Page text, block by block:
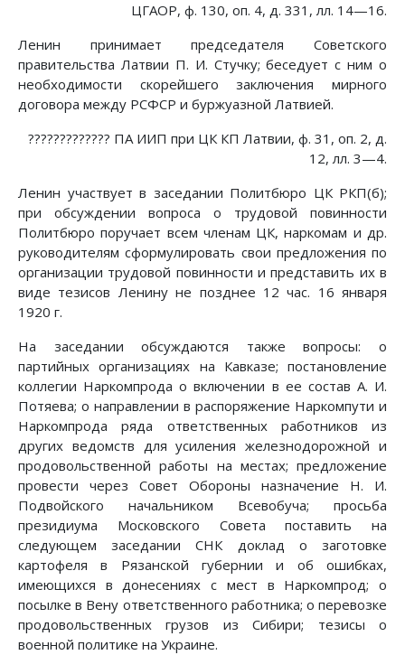
ЦГАОР, ф. 130, оп. 4, д. 331, лл. 14—16.
Ленин принимает председателя Советского
правительства Латвии П. И. Стучку; беседует с ним о
необходимости скорейшего заключения мирного
договора между РСФСР и буржуазной Латвией.
????????????? ПА ИИП при ЦК КП Латвии, ф. 31, оп. 2, д.
12, лл. 3—4.
Ленин участвует в заседании Политбюро ЦК РКП(б);
при обсуждении вопроса о трудовой повинности
Политбюро поручает всем членам ЦК, наркомам и др.
руководителям сформулировать свои предложения по
организации трудовой повинности и представить их в
виде тезисов Ленину не позднее 12 час. 16 января
1920 г.
На заседании обсуждаются также вопросы: о
партийных организациях на Кавказе; постановление
коллегии Наркомпрода о включении в ее состав А. И.
Потяева; о направлении в распоряжение Наркомпути и
Наркомпрода ряда ответственных работников из
других ведомств для усиления железнодорожной и
продовольственной работы на местах; предложение
провести через Совет Обороны назначение Н. И.
Подвойского начальником Всевобуча; просьба
президиума Московского Совета поставить на
следующем заседании СНК доклад о заготовке
картофеля в Рязанской губернии и об ошибках,
имеющихся в донесениях с мест в Наркомпрод; о
посылке в Вену ответственного работника; о перевозке
продовольственных грузов из Сибири; тезисы о
военной политике на Украине.